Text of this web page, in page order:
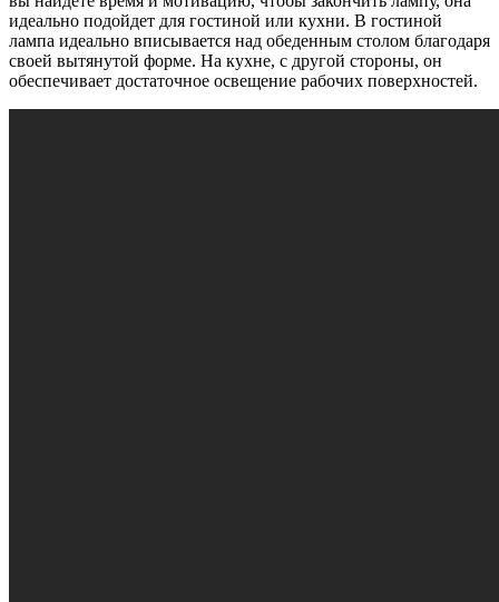
идеально подойдет для гостиной или кухни. В гостиной
лампа идеально вписывается над обеденным столом благодаря
своей вытянутой форме. На кухне, с другой стороны, он
обеспечивает достаточное освещение рабочих поверхностей.